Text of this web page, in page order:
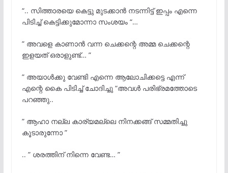
“.. സിത്താരയെ കെട്ടു മുടക്കാൻ നടന്നിട്ട് ഇപ്പം എന്നെ
പിടിച്ച് കെട്ടിക്കുമോന്നാ സംശയം “…
” അവളെ കാണാൻ വന്ന ചെക്കന്റെ അമ്മ ചെക്കന്റെ
ഇളയത് ഒരാളുണ്ട്… ”
” അയാൾക്കു വേണ്ടി എന്നെ ആലോചിക്കട്ടെ എന്ന്
എന്റെ കൈ പിടിച്ച് ചോദിച്ചു “അവൾ പരിഭ്രമത്തോടെ
പറഞ്ഞു..
” ആഹാ നല്ല കാര്യമല്ലെ നിനക്കങ്ങ് സമ്മതിച്ചു
കൂടാരുന്നോ ”
.. ” ശരത്തിന് നിന്നെ വേണ്ട… ”